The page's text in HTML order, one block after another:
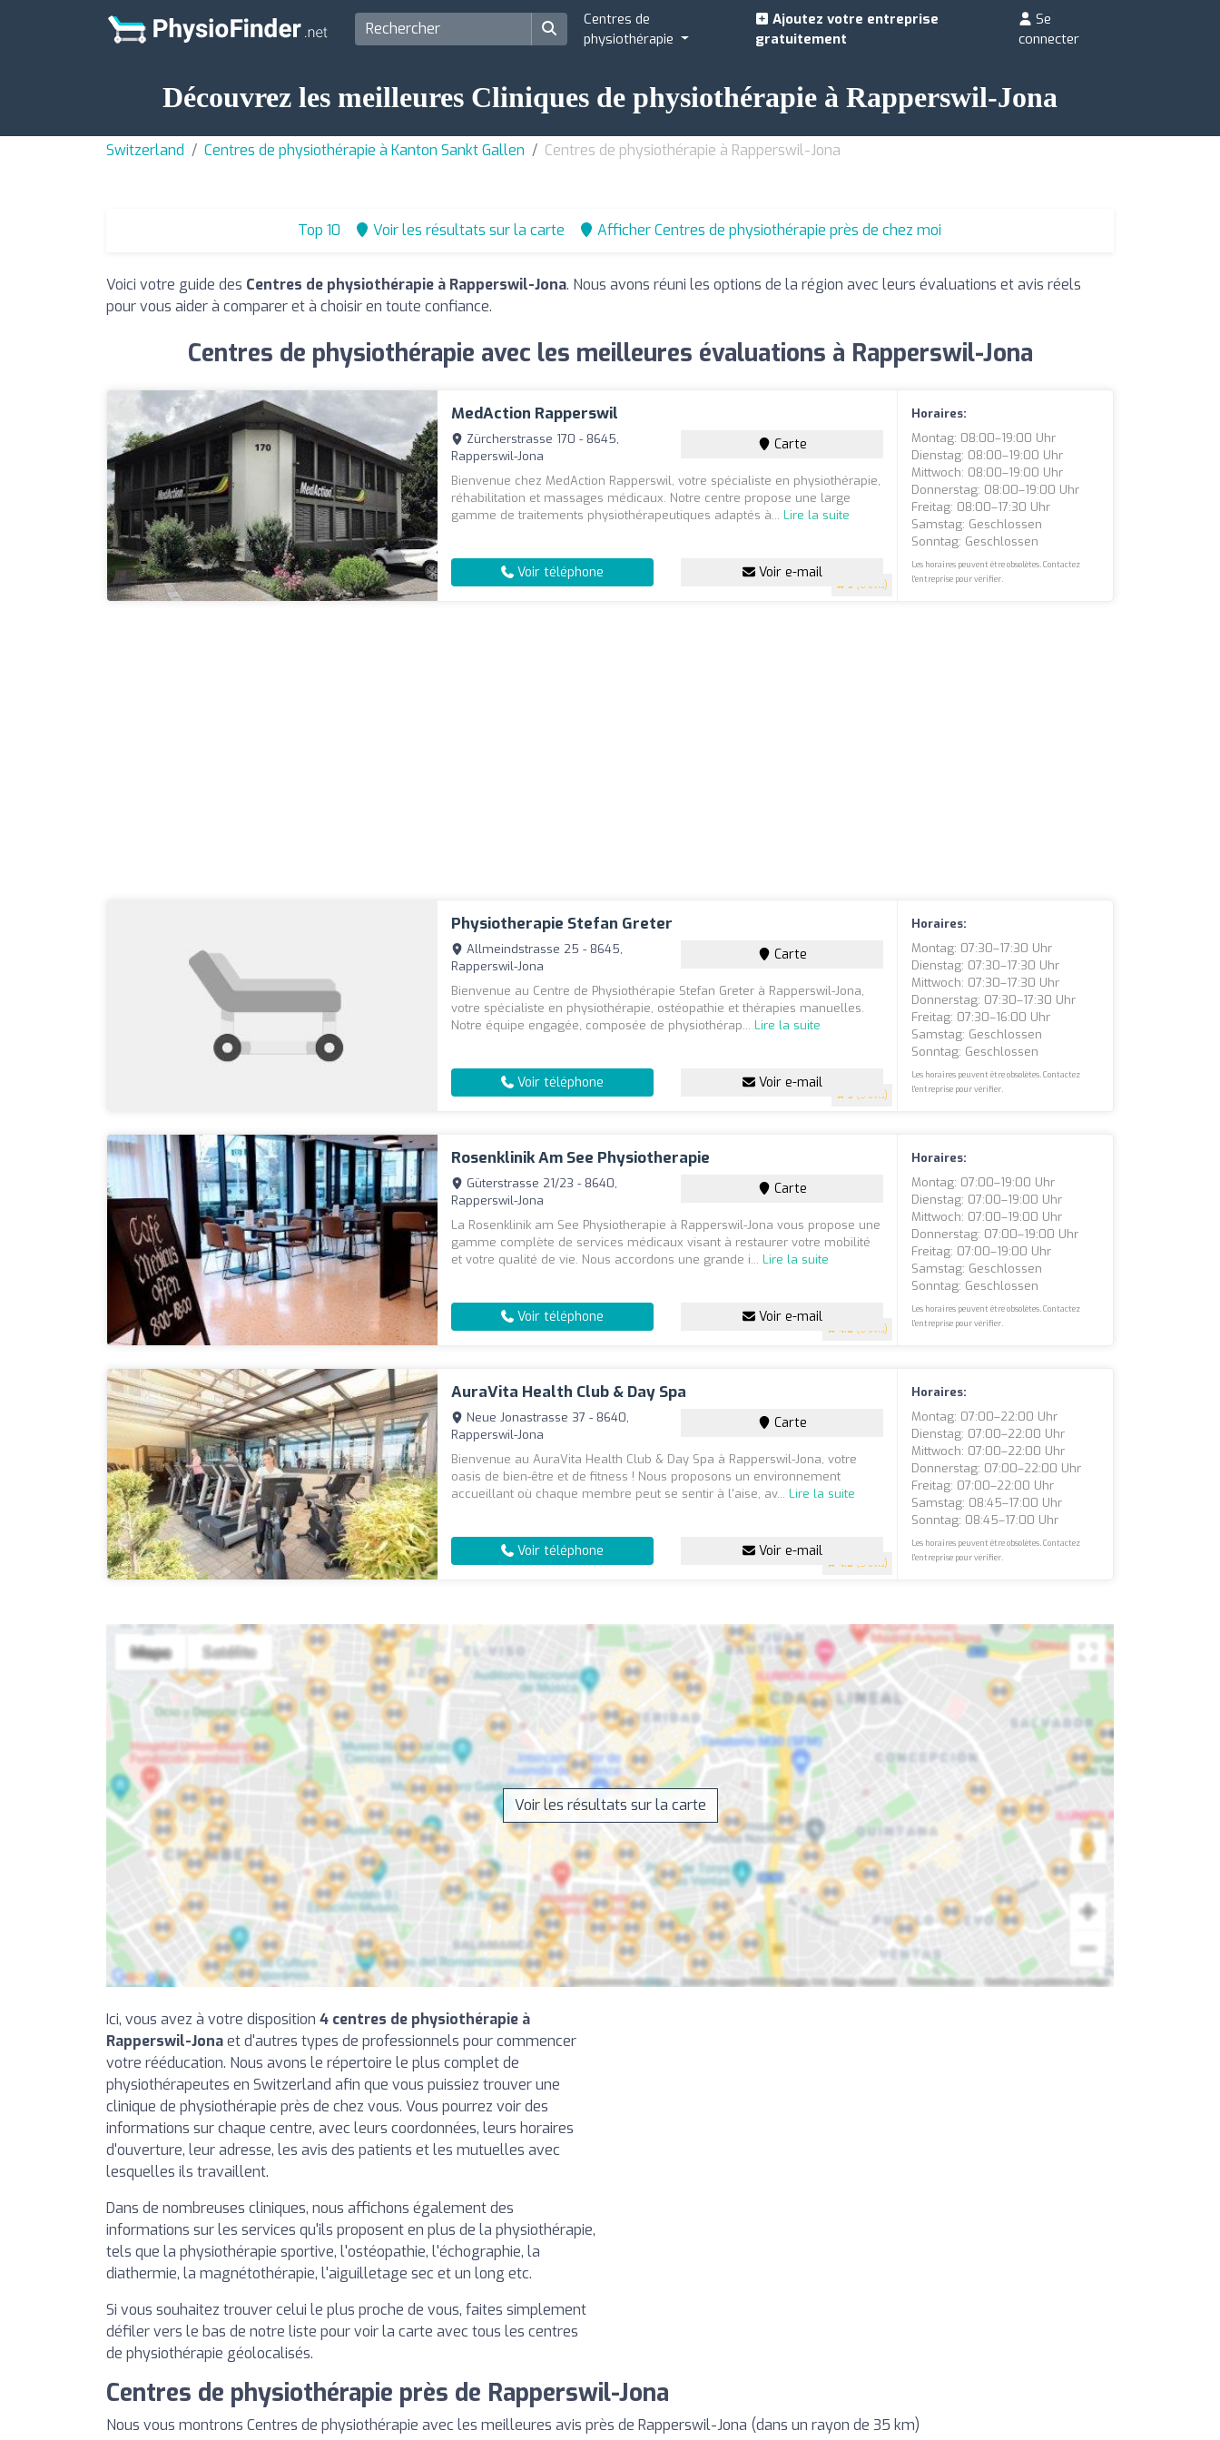
Centres de
physiothérapie
Ajoutez votre entreprise
gratuitement
Se
connecter
Découvrez les meilleures Cliniques de physiothérapie à Rapperswil-Jona
Switzerland Centres de physiothérapie à Kanton Sankt Gallen Centres de physiothérapie à Rapperswil-Jona
Top 10 Voir les résultats sur la carte Afficher Centres de physiothérapie près de chez moi
Voici votre guide des Centres de physiothérapie à Rapperswil-Jona. Nous avons réuni les options de la région avec leurs évaluations et avis réels
pour vous aider à comparer et à choisir en toute confiance.
Centres de physiothérapie avec les meilleures évaluations à Rapperswil-Jona
MedAction Rapperswil
5 (6 avis)
Zürcherstrasse 170 - 8645,
Rapperswil-Jona
Carte
Bienvenue chez MedAction Rapperswil, votre spécialiste en physiothérapie,
réhabilitation et massages médicaux. Notre centre propose une large
gamme de traitements physiothérapeutiques adaptés à...Lire la suite
Voir téléphone Voir e-mail
Horaires:
Montag: 08:00–19:00 Uhr
Dienstag: 08:00–19:00 Uhr
Mittwoch: 08:00–19:00 Uhr
Donnerstag: 08:00–19:00 Uhr
Freitag: 08:00–17:30 Uhr
Samstag: Geschlossen
Sonntag: Geschlossen
Les horaires peuvent être obsolètes. Contactez
l'entreprise pour vérifier.
Physiotherapie Stefan Greter
5 (5 avis)
Allmeindstrasse 25 - 8645,
Rapperswil-Jona
Carte
Bienvenue au Centre de Physiothérapie Stefan Greter à Rapperswil-Jona,
votre spécialiste en physiothérapie, ostéopathie et thérapies manuelles.
Notre équipe engagée, composée de physiothérap...Lire la suite
Voir téléphone Voir e-mail
Horaires:
Montag: 07:30–17:30 Uhr
Dienstag: 07:30–17:30 Uhr
Mittwoch: 07:30–17:30 Uhr
Donnerstag: 07:30–17:30 Uhr
Freitag: 07:30–16:00 Uhr
Samstag: Geschlossen
Sonntag: Geschlossen
Les horaires peuvent être obsolètes. Contactez
l'entreprise pour vérifier.
Rosenklinik Am See Physiotherapie
4.8 (5 avis)
Güterstrasse 21/23 - 8640,
Rapperswil-Jona
Carte
La Rosenklinik am See Physiotherapie à Rapperswil-Jona vous propose une
gamme complète de services médicaux visant à restaurer votre mobilité
et votre qualité de vie. Nous accordons une grande i...Lire la suite
Voir téléphone Voir e-mail
Horaires:
Montag: 07:00–19:00 Uhr
Dienstag: 07:00–19:00 Uhr
Mittwoch: 07:00–19:00 Uhr
Donnerstag: 07:00–19:00 Uhr
Freitag: 07:00–19:00 Uhr
Samstag: Geschlossen
Sonntag: Geschlossen
Les horaires peuvent être obsolètes. Contactez
l'entreprise pour vérifier.
AuraVita Health Club & Day Spa
4.8 (5 avis)
Neue Jonastrasse 37 - 8640,
Rapperswil-Jona
Carte
Bienvenue au AuraVita Health Club & Day Spa à Rapperswil-Jona, votre
oasis de bien-être et de fitness ! Nous proposons un environnement
accueillant où chaque membre peut se sentir à l'aise, av...Lire la suite
Voir téléphone Voir e-mail
Horaires:
Montag: 07:00–22:00 Uhr
Dienstag: 07:00–22:00 Uhr
Mittwoch: 07:00–22:00 Uhr
Donnerstag: 07:00–22:00 Uhr
Freitag: 07:00–22:00 Uhr
Samstag: 08:45–17:00 Uhr
Sonntag: 08:45–17:00 Uhr
Les horaires peuvent être obsolètes. Contactez
l'entreprise pour vérifier.
Voir les résultats sur la carte
Ici, vous avez à votre disposition 4 centres de physiothérapie à
Rapperswil-Jonaet d'autres types de professionnels pour commencer
votre rééducation. Nous avons le répertoire le plus complet de
physiothérapeutes en Switzerland afin que vous puissiez trouver une
clinique de physiothérapie près de chez vous. Vous pourrez voir des
informations sur chaque centre, avec leurs coordonnées, leurs horaires
d'ouverture, leur adresse, les avis des patients et les mutuelles avec
lesquelles ils travaillent.
Dans de nombreuses cliniques, nous affichons également des
informations sur les services qu'ils proposent en plus de la physiothérapie,
tels que la physiothérapie sportive, l'ostéopathie, l'échographie, la
diathermie, la magnétothérapie, l'aiguilletage sec et un long etc.
Si vous souhaitez trouver celui le plus proche de vous, faites simplement
défiler vers le bas de notre liste pour voir la carte avec tous les centres
de physiothérapie géolocalisés.
Centres de physiothérapie près de Rapperswil-Jona
Nous vous montrons Centres de physiothérapie avec les meilleures avis près de Rapperswil-Jona (dans un rayon de 35 km)